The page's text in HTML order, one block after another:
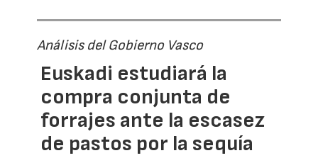
Análisis del Gobierno Vasco
Euskadi estudiará la
compra conjunta de
forrajes ante la escasez
de pastos por la sequía